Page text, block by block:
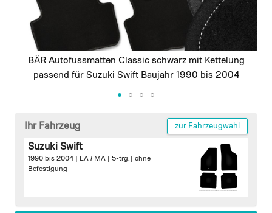
BÄR Autofussmatten Classic schwarz mit Kettelung
passend für Suzuki Swift Baujahr 1990 bis 2004
beginning
gallery
Ihr Fahrzeug zur Fahrzeugwahl
Suzuki Swift
1990 bis 2004 | EA / MA | 5-trg. | ohne
Befestigung